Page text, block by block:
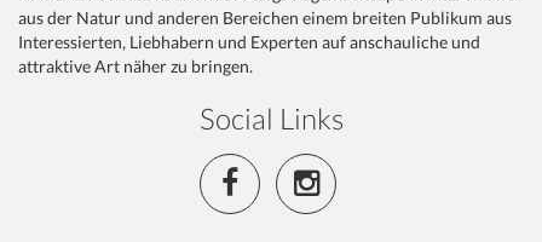
aus der Natur und anderen Bereichen einem breiten Publikum aus
Interessierten, Liebhabern und Experten auf anschauliche und
attraktive Art näher zu bringen.
Social Links